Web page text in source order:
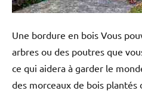
Une bordure en bois Vous
arbres ou des poutres que
ce qui aidera à garder le
des morceaux de bois plantés